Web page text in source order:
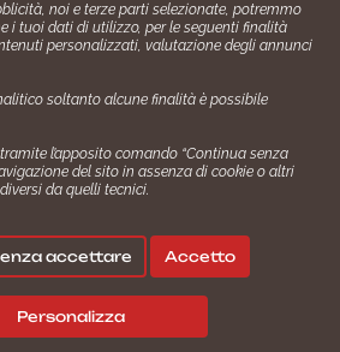
commerciale di Impiego24.it s.r.l.
- 2024 P.IVA: 03406490130
27001 numero: SNR 73140386/89/I
ISO 9001 numero: SNR
categorie merceologiche marketing
su:
e Condizioni
noi e terze parti selezionate, potremmo
i tuoi dati di utilizzo, per le seguenti finalità
personalizzati, valutazione degli annunci
soltanto alcune finalità è possibile
l’apposito comando “Continua senza
del sito in assenza di cookie o altri
da quelli tecnici.
Personalizza
accettare Accetto